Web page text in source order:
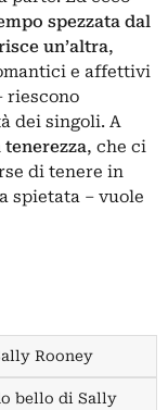
spezzata dal
un’altra,
e affettivi
riescono
dei singoli. A
, che ci
di tenere in
spietata – vuole
Rooney
bello di Sally